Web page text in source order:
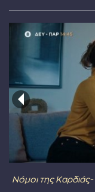
Νόμοι της Καρδιάς-